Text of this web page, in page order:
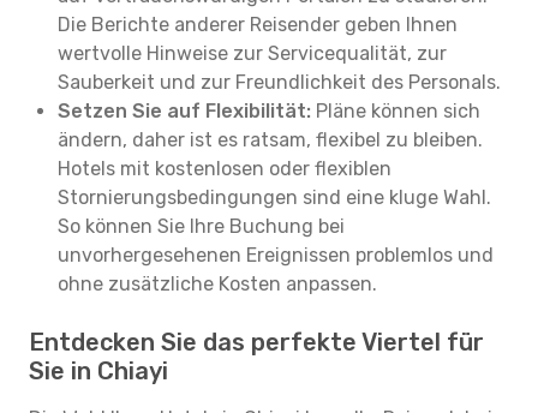
Die Berichte anderer Reisender geben Ihnen
wertvolle Hinweise zur Servicequalität, zur
Sauberkeit und zur Freundlichkeit des Personals.
Setzen Sie auf Flexibilität: Pläne können sich
ändern, daher ist es ratsam, flexibel zu bleiben.
Hotels mit kostenlosen oder flexiblen
Stornierungsbedingungen sind eine kluge Wahl.
So können Sie Ihre Buchung bei
unvorhergesehenen Ereignissen problemlos und
ohne zusätzliche Kosten anpassen.
Entdecken Sie das perfekte Viertel für
Sie in Chiayi